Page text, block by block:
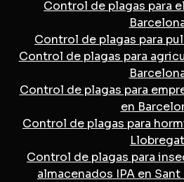
Control de plagas para
Control de plagas para
Control de plagas para
Control de plagas para
en
Control de plagas para
Llobregat
Control de plagas para
almacenados IPA en